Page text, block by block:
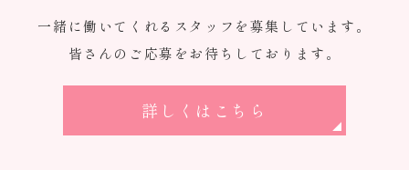
一緒に働いてくれるスタッフを募集しています。
皆さんのご応募をお待ちしております。
詳しくはこちら